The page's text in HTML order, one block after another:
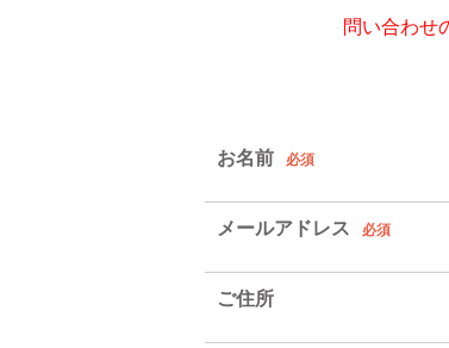
問い合わせ
お名前 必須
メールアドレス 必須
ご住所